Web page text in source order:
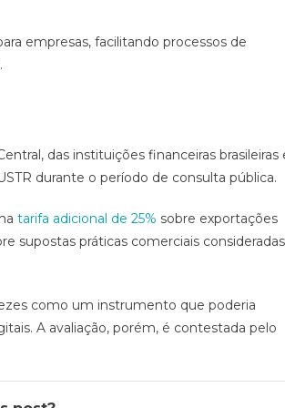
empresas, facilitando processos de
das instituições financeiras brasileiras
durante o período de consulta pública.
tarifa adicional de 25% sobre exportações
supostas práticas comerciais consideradas
como um instrumento que poderia
A avaliação, porém, é contestada pelo